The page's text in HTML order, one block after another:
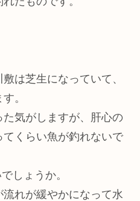
は芝生になっていて、
。
気がしますが、肝心の
くらい魚が釣れないで
しょうか。
れが緩やかになって水